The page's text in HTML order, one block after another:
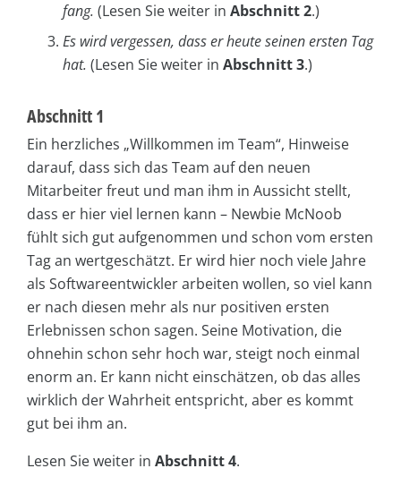
fang. (Lesen Sie weiter in Abschnitt 2.)
Es wird vergessen, dass er heute seinen ersten Tag
hat. (Lesen Sie weiter in Abschnitt 3.)
Abschnitt 1
Ein herzliches „Willkommen im Team“, Hinweise
darauf, dass sich das Team auf den neuen
Mitarbeiter freut und man ihm in Aussicht stellt,
dass er hier viel lernen kann – Newbie McNoob
fühlt sich gut aufgenommen und schon vom ersten
Tag an wertgeschätzt. Er wird hier noch viele Jahre
als Softwareentwickler arbeiten wollen, so viel kann
er nach diesen mehr als nur positiven ersten
Erlebnissen schon sagen. Seine Motivation, die
ohnehin schon sehr hoch war, steigt noch einmal
enorm an. Er kann nicht einschätzen, ob das alles
wirklich der Wahrheit entspricht, aber es kommt
gut bei ihm an.
Lesen Sie weiter in Abschnitt 4.